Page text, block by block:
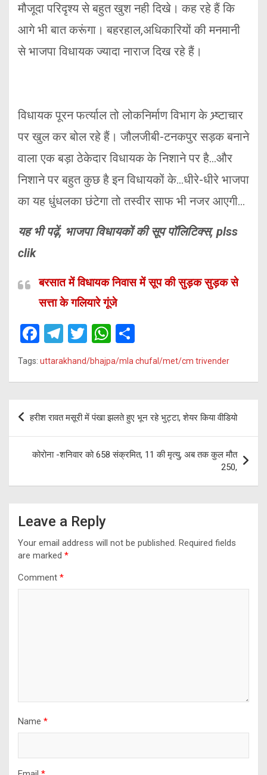
मौजूदा परिदृश्य से बहुत खुश नही दिखे। कह रहे हैं कि
आगे भी बात करूंगा। बहरहाल,अधिकारियों की मनमानी
से भाजपा विधायक ज्यादा नाराज दिख रहे हैं।
विधायक पूरन फर्त्याल तो लोकनिर्माण विभाग के भ्र्ष्टाचार
पर खुल कर बोल रहे हैं। जौलजीबी-टनकपुर सड़क बनाने
वाला एक बड़ा ठेकेदार विधायक के निशाने पर है…और
निशाने पर बहुत कुछ है इन विधायकों के…धीरे-धीरे भाजपा
का यह धुंधलका छंटेगा तो तस्वीर साफ भी नजर आएगी…
यह भी पढ़ें, भाजपा विधायकों की सूप पॉलिटिक्स, plss
clik
बरसात में विधायक निवास में सूप की सुड़क सुड़क से
सत्ता के गलियारे गूंजे
F
a
ce
o
k
T
el
e
a
m
T
wi
tt
W
h
at
A
p
p
h
ar
Tags: uttarakhand/bhajpa/mla chufal/met/cm trivender
Post
navigation
हरीश रावत मसूरी में पंखा झलते हुए भून रहे भुट्टा, शेयर किया वीडियो
कोरोना -शनिवार को 658 संक्रमित, 11 की मृत्यु, अब तक कुल मौत
250,
Leave a Reply
Your email address will not be published. Required fields
are marked *
Comment *
Name *